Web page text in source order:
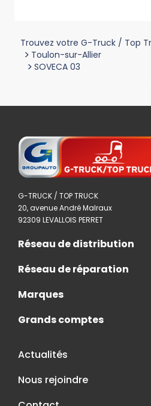
Trouvez votre G-Truck / Top
> Toulon-sur-Allier
> SOVECA 03
G-TRUCK / TOP TRUCK
20, avenue André Malraux
92309 LEVALLOIS PERRET
Réseau de distribution
Réseau de réparation
Marques
Grands comptes
Actualités
Nous rejoindre